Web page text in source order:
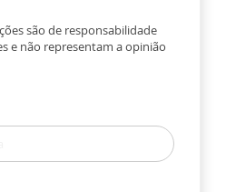
são de responsabilidade
e não representam a opinião